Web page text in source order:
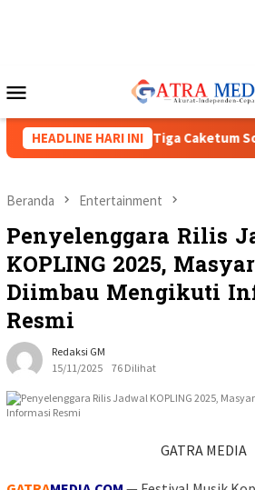
Mobile
HEADLINE HARI INI
XVIII Menguat, Tiga Caketum Soroti
Beranda Entertainment
Penyelenggara Rilis
KOPLING 2025,
Diimbau Mengikuti
Resmi
Redaksi GM
15/11/2025
76 Dilihat
GATRA MEDIA